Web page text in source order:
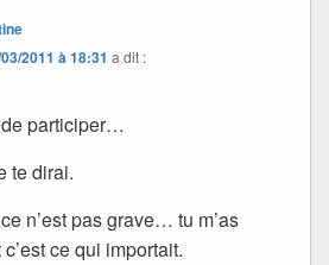
2011 à 18:31 a dit :
participer…
te dirai.
n’est pas grave… tu m’as
ce qui importait.